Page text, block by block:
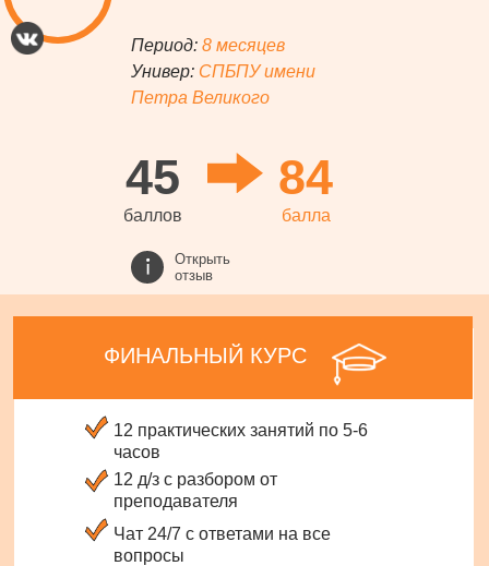
Период: 8 месяцев
Универ: СПБПУ имени
Петра Великого
45
баллов
84
балла
Открыть
отзыв
12 практических занятий по 5-6
часов
12 д/з с разбором от
преподавателя
Чат 24/7 с ответами на все
вопросы
ФИНАЛЬНЫЙ КУРС